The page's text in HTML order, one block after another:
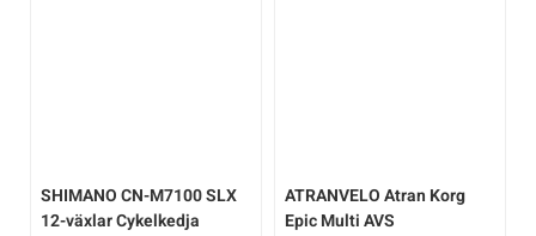
SHIMANOCN-M7100 SLX
12-växlar Cykelkedja
ATRANVELOAtran Korg
Epic Multi AVS